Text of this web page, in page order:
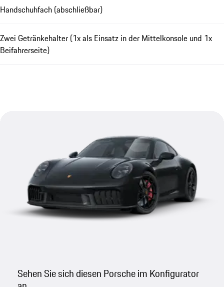
Handschuhfach (abschließbar)
Zwei Getränkehalter (1x als Einsatz in der Mittelkonsole und 1x
Beifahrerseite)
Sehen Sie sich diesen Porsche im Konfigurator